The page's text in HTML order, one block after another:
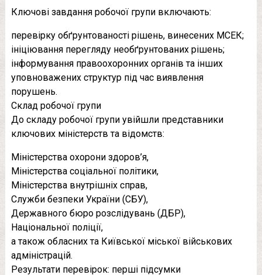
Ключові завдання робочої групи включають:
перевірку обґрунтованості рішень, винесених МСЕК;
ініціювання перегляду необґрунтованих рішень;
інформування правоохоронних органів та інших
уповноважених структур під час виявлення
порушень.
Склад робочої групи
До складу робочої групи увійшли представники
ключових міністерств та відомств:
Міністерства охорони здоров’я,
Міністерства соціальної політики,
Міністерства внутрішніх справ,
Служби безпеки України (СБУ),
Державного бюро розслідувань (ДБР),
Національної поліції,
а також обласних та Київської міської військових
адміністрацій.
Результати перевірок: перші підсумки